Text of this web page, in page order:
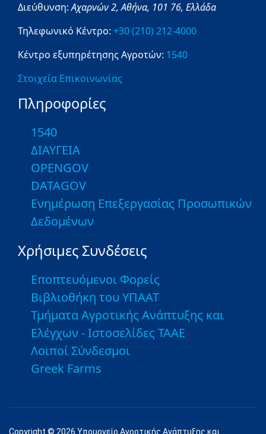
Διεύθυνση:Αχαρνών 2,Αθήνα, 101 76, Ελλάδα
Τηλεφωνικό Κέντρο: +30 (210) 212-4000
Κέντρο εξυπηρέτησης Αγροτών: 1540
Στοιχεία Επικοινωνίας
Πληροφορίες
1540
ΔΙΑΥΓΕΙΑ
OPENGOV
DATAGOV
Ενημέρωση Επεξεργασίας Προσωπικών
Δεδομένων
Χρήσιμες Συνδέσεις
Εποπτευόμενοι Φορείς
Βιβλιοθήκη του ΥΠΑΑΤ
Τμήματα Αγροτικής Ανάπτυξης και
Ελέγχων - Ιστοσελίδες ΤΑΑΕ
Λοιποί Σύνδεσμοι
Greek Farms
Copyright © 2026 Υπουργείο Αγροτικής Ανάπτυξης και